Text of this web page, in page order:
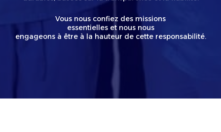
Vous nous confiez des missions
essentielles et nous nous
engageons à être à la hauteur de cette responsabilité.